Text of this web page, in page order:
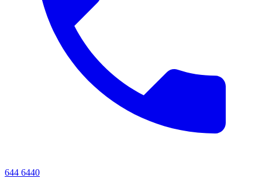
644 6440